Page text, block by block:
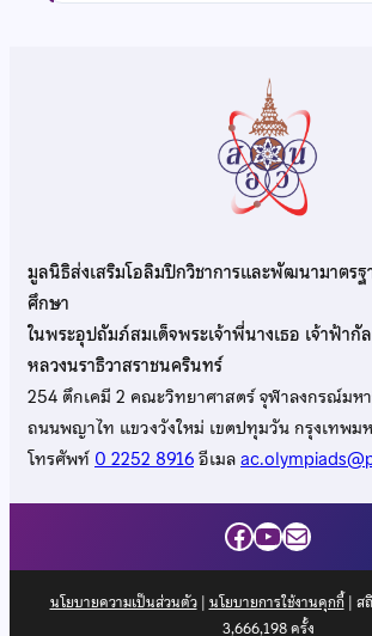
มูลนิธิส่งเสริมโอลิมปิกวิชาการและพัฒนามาตร
ศึกษา
ในพระอุปถัมภ์สมเด็จพระเจ้าพี่นางเธอ เจ้าฟ้า
หลวงนราธิวาสราชนครินทร์
254 ตึกเคมี 2 คณะวิทยาศาสตร์ จุฬาลงกรณ์มห
ถนนพญาไท แขวงวังใหม่ เขตปทุมวัน กรุงเทพม
โทรศัพท์0 2252 8916อีเมล
Facebook
YouTube
Mail
นโยบายความเป็นส่วนตัว| นโยบายการใช้งานคุกกี้| สถิ
3,666,198ครั้ง